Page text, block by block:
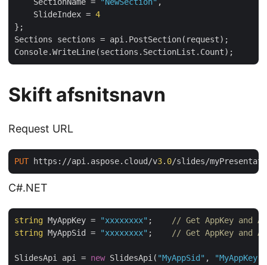
    SectionName =
"NewSection" ,
    SlideIndex =
4
};
Sections sections = api.PostSection(request);
Skift afsnitsnavn
Request URL
PUT https://api.aspose.cloud/v3. 0/slides/
C#.NET
string MyAppKey = "xxxxxxxx" ; // Get AppKey and
string MyAppSid = "xxxxxxxx" ; // Get AppKey and
SlidesApi api = new SlidesApi( "MyAppSid" , "MyAppKey"